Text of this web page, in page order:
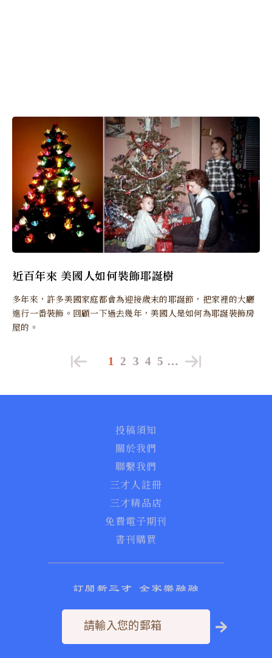
近百年來 美國人如何裝飾耶誕樹
多年來，許多美國家庭都會為迎接歲末的耶誕節，把家裡的大廳
進行一番裝飾。回顧一下過去幾年，美國人是如何為耶誕裝飾房
屋的。
1 2 3 4 5 …
投稿須知
關於我們
聯繫我們
三才人註冊
三才精品店
免費電子期刊
書刊購買
訂閱新三才 全家樂融融